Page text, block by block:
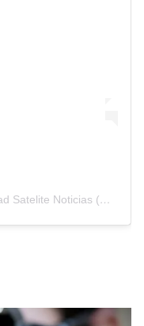
Una publicación compartida de Ciudad Satelite Noticias (@ciudadsatelitenoticias)